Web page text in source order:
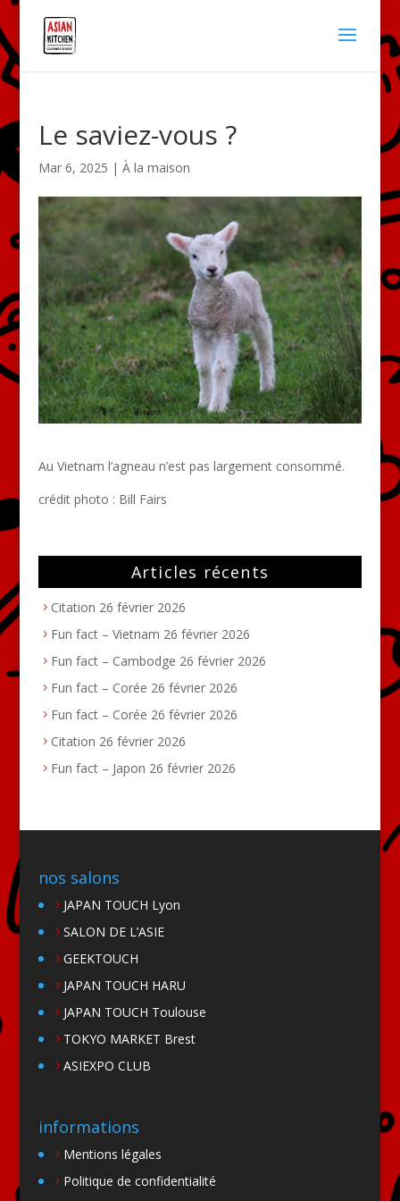
Le saviez-vous ?
Mar 6, 2025 | À la maison
Au Vietnam l’agneau n’est pas largement consommé.
crédit photo : Bill Fairs
Articles récents
Citation 26 février 2026
Fun fact – Vietnam 26 février 2026
Fun fact – Cambodge 26 février 2026
Fun fact – Corée 26 février 2026
Fun fact – Corée 26 février 2026
Citation 26 février 2026
Fun fact – Japon 26 février 2026
nos salons
JAPAN TOUCH Lyon
SALON DE L’ASIE
GEEKTOUCH
JAPAN TOUCH HARU
JAPAN TOUCH Toulouse
TOKYO MARKET Brest
ASIEXPO CLUB
informations
Mentions légales
Politique de confidentialité